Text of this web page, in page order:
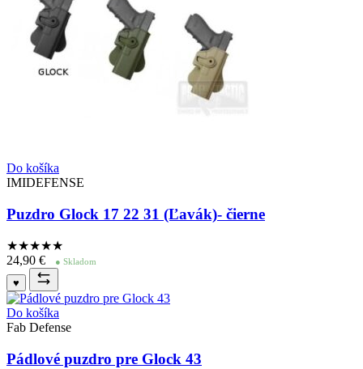
Do košíka
IMIDEFENSE
Puzdro Glock 17 22 31 (Ľavák)- čierne
★★★★★
24,90 € ● Skladom
♥
Do košíka
Fab Defense
Pádlové puzdro pre Glock 43